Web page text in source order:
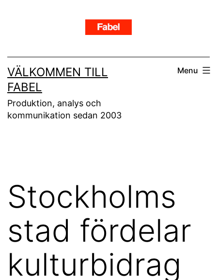
VÄLKOMMEN TILL
FABEL
Produktion, analys och
kommunikation sedan 2003
Menu
Stockholms
stad fördelar
kulturbidrag